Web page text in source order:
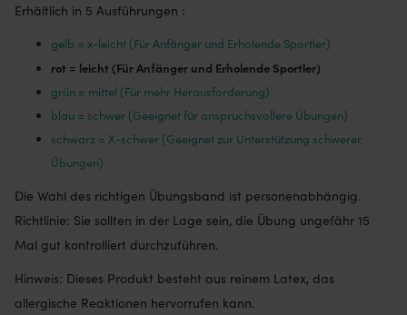
Erhältlich in 5 Ausführungen :
gelb = x-leicht (Für Anfänger und Erholende Sportler)
rot = leicht (Für Anfänger und Erholende Sportler)
grün = mittel (Für mehr Herausforderung)
blau = schwer (Geeignet für anspruchsvollere Übungen)
schwarz = X-schwer (Geeignet zur Unterstützung schwerer
Übungen)
Die Wahl des richtigen Übungsband ist personenabhängig.
Richtlinie: Sie sollten in der Lage sein, die Übung ungefähr 15
Mal gut kontrolliert durchzuführen.
Hinweis: Dieses Produkt besteht aus reinem Latex, das
allergische Reaktionen hervorrufen kann.